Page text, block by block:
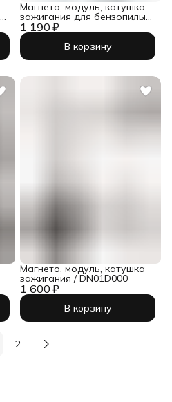
1 190 ₽
Магнето, модуль, катушка
зажигания для бензопилы
4500-5800 / IGP 1800028
В корзину
1 600 ₽
Магнето, модуль, катушка
зажигания / DN01D000
В корзину
2